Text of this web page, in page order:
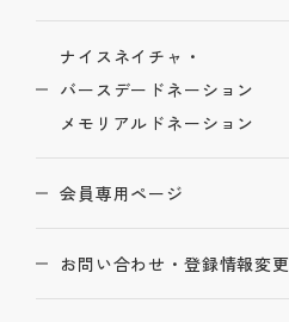
ナイスネイチャ・
バースデードネーション
メモリアルドネーション
会員専用ページ
お問い合わせ・登録情報変更